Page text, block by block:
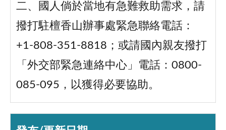
二、國人倘於當地有急難救助需求，請
撥打駐檀香山辦事處緊急聯絡電話：
+1-808-351-8818；或請國內親友撥打
「外交部緊急連絡中心」電話：0800-
085-095，以獲得必要協助。